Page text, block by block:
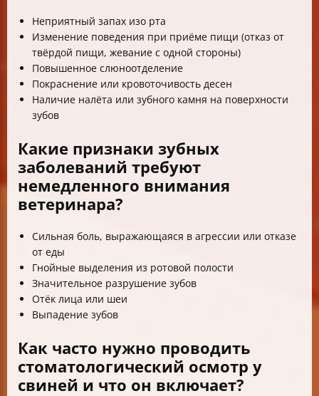
Неприятный запах изо рта
Изменение поведения при приёме пищи (отказ от
твёрдой пищи, жевание с одной стороны)
Повышенное слюноотделение
Покраснение или кровоточивость десен
Наличие налёта или зубного камня на поверхности
зубов
Какие признаки зубных
заболеваний требуют
немедленного внимания
ветеринара?
Сильная боль, выражающаяся в агрессии или отказе
от еды
Гнойные выделения из ротовой полости
Значительное разрушение зубов
Отёк лица или шеи
Выпадение зубов
Как часто нужно проводить
стоматологический осмотр у
свиней и что он включает?